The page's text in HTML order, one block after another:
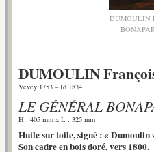
DUMOULIN
DUMOULIN
Vevey 1753 – Id 1834
LE GÉNÉRAL
H : 405 mm x L : 325 mm
Huile sur toile, signé : « Dumoulin
Son cadre en bois doré, vers 1800.